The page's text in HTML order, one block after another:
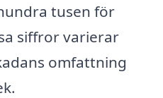
tusen för
siffror varierar
omfattning